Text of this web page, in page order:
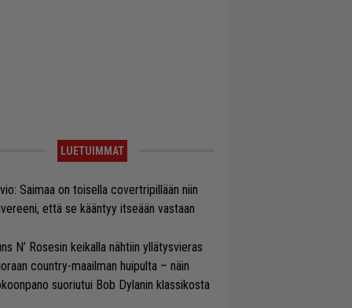
LUETUIMMAT
Saimaa on toisella covertripillään niin
että se kääntyy itseään vastaan
N’ Rosesin keikalla nähtiin yllätysvieras
country-maailman huipulta – näin
suoriutui Bob Dylanin klassikosta